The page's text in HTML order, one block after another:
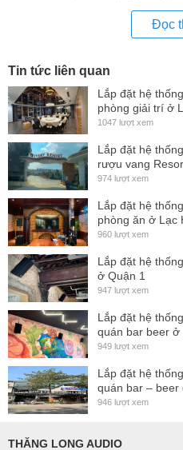
nhạc vàng, nhạc trẻ, KPOP,
cùng 4 cặp đệm tai có kích
với ống tai khác nhau,...
Tai nghe CX 300-II có trở
số phù hợp và thiết kế để
nhạc di động như
MP3,... dải tần từ 17Hz đến 21
lượng rất nhẹ có 12 grams,
tiện sử dụng với thiết bị di
Thông số kỹ thuật
- Dải tần đáp ứng: 17 - 21 Hz
- Jack: 3.5mm
- Độ nhạy: 118db
- Trở kháng: 18Ω
Đọc
Tin tức liên quan
Lắp đặt hệ
phòng giải trí ở
1047 lượt xem
Lắp đặt hệ
rượu vang
974 lượt xem
Lắp đặt hệ
phòng ăn ở Lạc
960 lượt xem
Lắp đặt hệ
ở Quận 1
947 lượt xem
Lắp đặt hệ
quán bar beer ở
949 lượt xem
Lắp đặt hệ
quán bar – beer
946 lượt xem
THĂNG LONG AUDIO